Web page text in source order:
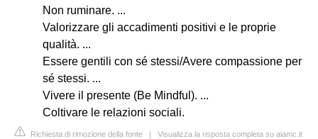
Non ruminare. ...
Valorizzare gli accadimenti positivi e le proprie
qualità. ...
Essere gentili con sé stessi/Avere compassione per
sé stessi. ...
Vivere il presente (Be Mindful). ...
Coltivare le relazioni sociali.
Richiesta di rimozione della fonte | Visualizza la risposta completa su aiamc.it